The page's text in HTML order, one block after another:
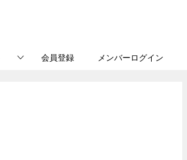
会員登録 メンバーログイン